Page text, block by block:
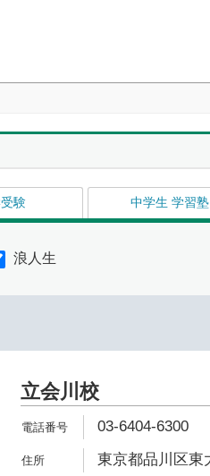
験 中学生 学習塾
浪人生
立会川校
03-6404-6300
東京都品川区東